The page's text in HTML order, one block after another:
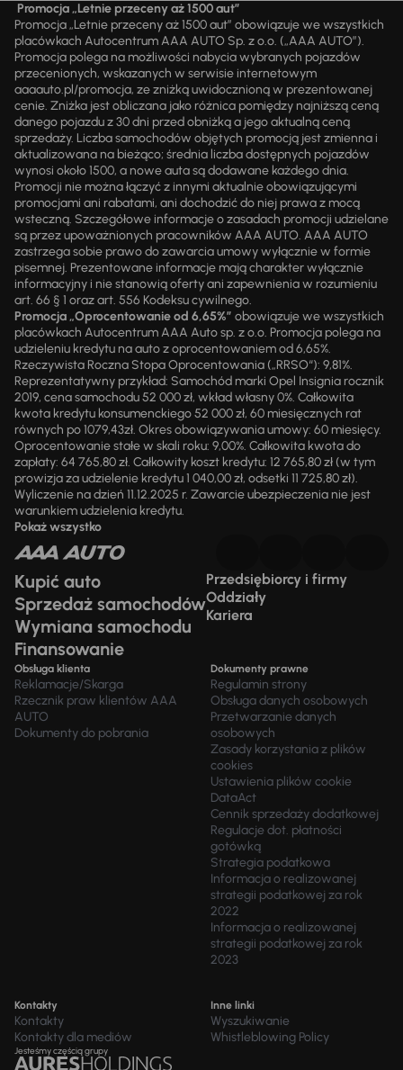
Promocja „Letnie przeceny aż 1500 aut”
Promocja „Letnie przeceny aż 1500 aut” obowiązuje we wszystkich
placówkach Autocentrum AAA AUTO Sp. z o.o. („AAA AUTO”).
Promocja polega na możliwości nabycia wybranych pojazdów
przecenionych, wskazanych w serwisie internetowym
aaaauto.pl/promocja, ze zniżką uwidocznioną w prezentowanej
cenie. Zniżka jest obliczana jako różnica pomiędzy najniższą ceną
danego pojazdu z 30 dni przed obniżką a jego aktualną ceną
sprzedaży. Liczba samochodów objętych promocją jest zmienna i
aktualizowana na bieżąco; średnia liczba dostępnych pojazdów
wynosi około 1500, a nowe auta są dodawane każdego dnia.
Promocji nie można łączyć z innymi aktualnie obowiązującymi
promocjami ani rabatami, ani dochodzić do niej prawa z mocą
wsteczną. Szczegółowe informacje o zasadach promocji udzielane
są przez upoważnionych pracowników AAA AUTO. AAA AUTO
zastrzega sobie prawo do zawarcia umowy wyłącznie w formie
pisemnej. Prezentowane informacje mają charakter wyłącznie
informacyjny i nie stanowią oferty ani zapewnienia w rozumieniu
art. 66 § 1 oraz art. 556 Kodeksu cywilnego.
Promocja „Oprocentowanie od 6,65%” obowiązuje we wszystkich
placówkach Autocentrum AAA Auto sp. z o.o. Promocja polega na
udzieleniu kredytu na auto z oprocentowaniem od 6,65%.
Rzeczywista Roczna Stopa Oprocentowania („RRSO“): 9,81%.
Reprezentatywny przykład: Samochód marki Opel Insignia rocznik
2019, cena samochodu 52 000 zł, wkład własny 0%. Całkowita
kwota kredytu konsumenckiego 52 000 zł, 60 miesięcznych rat
równych po 1079,43zł. Okres obowiązywania umowy: 60 miesięcy.
Oprocentowanie stałe w skali roku: 9,00%. Całkowita kwota do
zapłaty: 64 765,80 zł. Całkowity koszt kredytu: 12 765,80 zł (w tym
prowizja za udzielenie kredytu 1 040,00 zł, odsetki 11 725,80 zł).
Wyliczenie na dzień 11.12.2025 r. Zawarcie ubezpieczenia nie jest
warunkiem udzielenia kredytu.
Pokaż wszystko
Kupić auto
Sprzedaż samochodów
Wymiana samochodu
Finansowanie
Przedsiębiorcy i firmy
Oddziały
Kariera
Obsługa klienta
Reklamacje/Skarga
Rzecznik praw klientów AAA
AUTO
Dokumenty do pobrania
Dokumenty prawne
Regulamin strony
Obsługa danych osobowych
Przetwarzanie danych
osobowych
Zasady korzystania z plików
cookies
Ustawienia plików cookie
DataAct
Cennik sprzedaży dodatkowej
Regulacje dot. płatności
gotówką
Strategia podatkowa
Informacja o realizowanej
strategii podatkowej za rok
2022
Informacja o realizowanej
strategii podatkowej za rok
2023
Kontakty
Kontakty
Kontakty dla mediów
Inne linki
Wyszukiwanie
Whistleblowing Policy
Jesteśmy częścią grupy